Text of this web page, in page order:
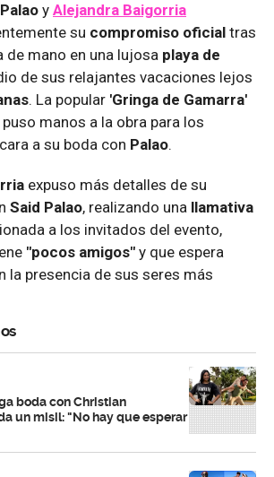
y Alejandra Baigorria
su compromiso oficial tras
de mano en una lujosa playa de
de sus relajantes vacaciones lejos
. La popular 'Gringa de Gamarra'
manos a la obra para los
a su boda con Palao.
expuso más detalles de su
Said Palao, realizando una llamativa
a los invitados del evento,
"pocos amigos" y que espera
la presencia de sus seres más
boda con Christian
un misil: "No hay que esperar